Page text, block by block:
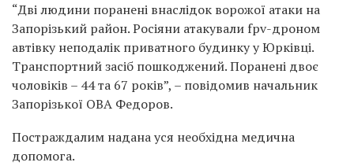
“Дві людини поранені внаслідок ворожої атаки на
Запорізький район. Росіяни атакували fpv-дроном
автівку неподалік приватного будинку у Юрківці.
Транспортний засіб пошкоджений. Поранені двоє
чоловіків – 44 та 67 років”, – повідомив начальник
Запорізької ОВА Федоров.
Постраждалим надана уся необхідна медична
допомога.